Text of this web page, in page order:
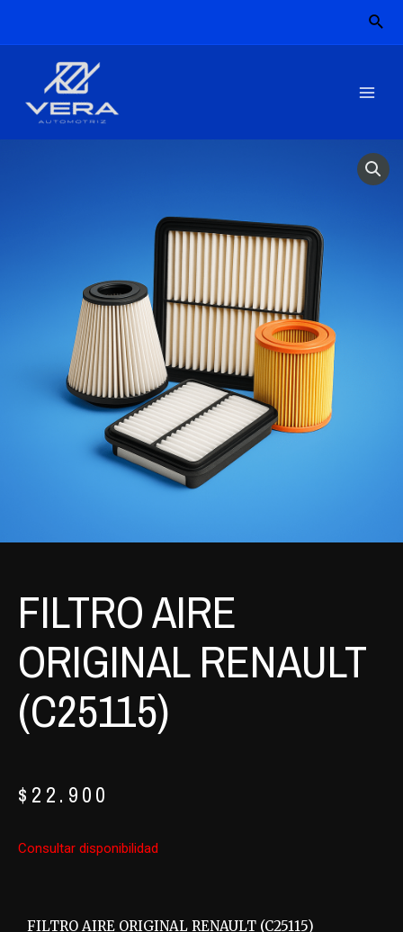
FILTRO AIRE
ORIGINAL RENAULT
(C25115)
$ 22.900
Consultar disponibilidad
FILTRO AIRE ORIGINAL RENAULT (C25115)